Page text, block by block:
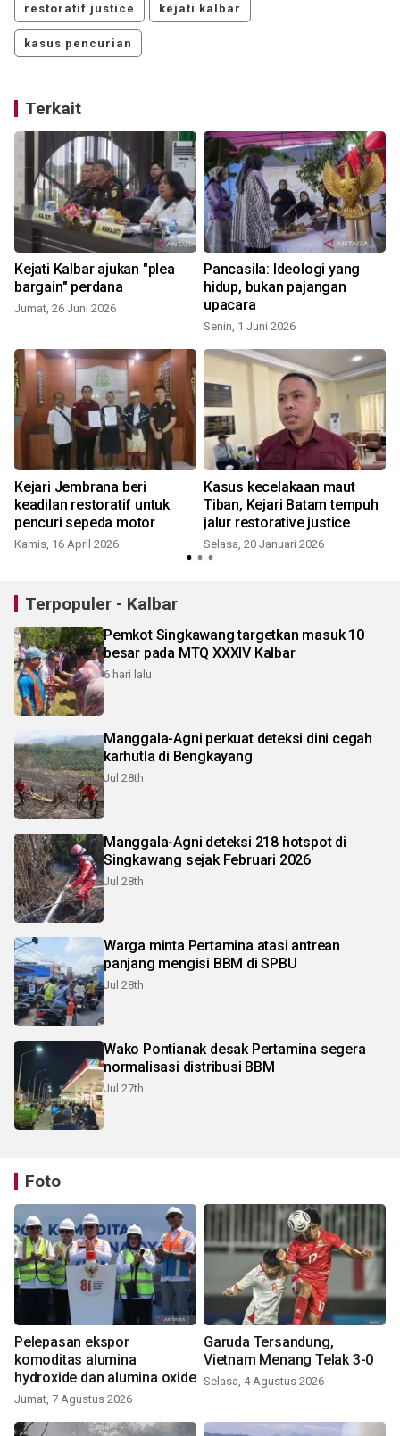
restoratif justice kejati kalbar
kasus pencurian
Terkait
Kejati Kalbar ajukan "plea
bargain" perdana
Jumat, 26 Juni 2026
Pancasila: Ideologi yang
hidup, bukan pajangan
upacara
Senin, 1 Juni 2026
Kejari Jembrana beri
keadilan restoratif untuk
pencuri sepeda motor
Kamis, 16 April 2026
Kasus kecelakaan maut
Tiban, Kejari Batam tempuh
jalur restorative justice
Selasa, 20 Januari 2026
Terpopuler - Kalbar
Pemkot Singkawang targetkan masuk 10
besar pada MTQ XXXIV Kalbar
6 hari lalu
Manggala-Agni perkuat deteksi dini cegah
karhutla di Bengkayang
Jul 28th
Manggala-Agni deteksi 218 hotspot di
Singkawang sejak Februari 2026
Jul 28th
Warga minta Pertamina atasi antrean
panjang mengisi BBM di SPBU
Jul 28th
Wako Pontianak desak Pertamina segera
normalisasi distribusi BBM
Jul 27th
Foto
Pelepasan ekspor
komoditas alumina
hydroxide dan alumina oxide
Jumat, 7 Agustus 2026
Garuda Tersandung,
Vietnam Menang Telak 3-0
Selasa, 4 Agustus 2026